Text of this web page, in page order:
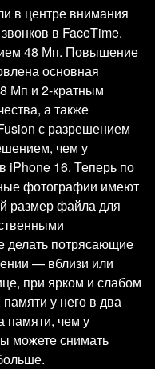
в центре внимания
в FaceTime.
48 Мп. Повышение
основная
Мп и 2-кратным
а также
с разрешением
чем у
iPhone 16. Теперь по
фотографии имеют
размер файла для
делать потрясающие
— вблизи или
при ярком и слабом
у него в два
памяти, чем у
можете снимать